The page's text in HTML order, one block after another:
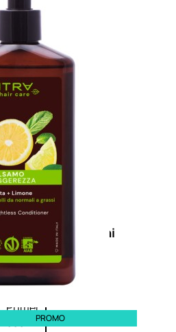
Mascara
Eyeliner
Rossetto
Matita Labbra
Gloss
Smalto
Smalto Effetti Speciali
Solventi Unghie
Occhi
Palette
occhi
Primer
occhiPROMO